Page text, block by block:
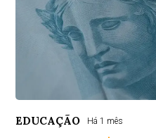
EDUCAÇÃO Há 1 mês